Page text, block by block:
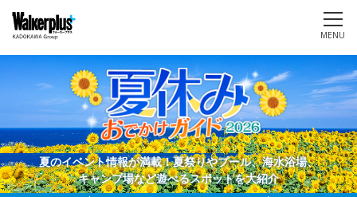
MENU
夏のイベント情報が満載！夏祭りやプール、海水浴場、
キャンプ場など遊べるスポットを大紹介